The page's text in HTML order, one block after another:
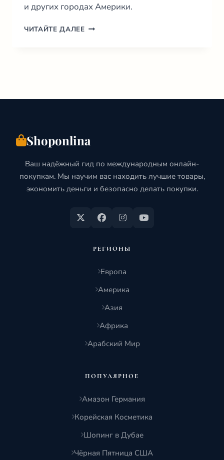
и других городах Америки.
ЧИТАЙТЕ ДАЛЕЕДОСТАВКА
ЛУЧШИМ
Shoponlina
Ваш надёжный гид по международным онлайн-
покупкам. Мы научим вас находить лучшие товары,
экономить деньги и безопасно делать покупки.
РЕГИОНЫ
Европа
Америка
Азия
Африка
Арабский Мир
ПОПУЛЯРНОЕ
Амазон Германия
Корейская Косметика
Шопинг в Дубае
Чёрная Пятница США